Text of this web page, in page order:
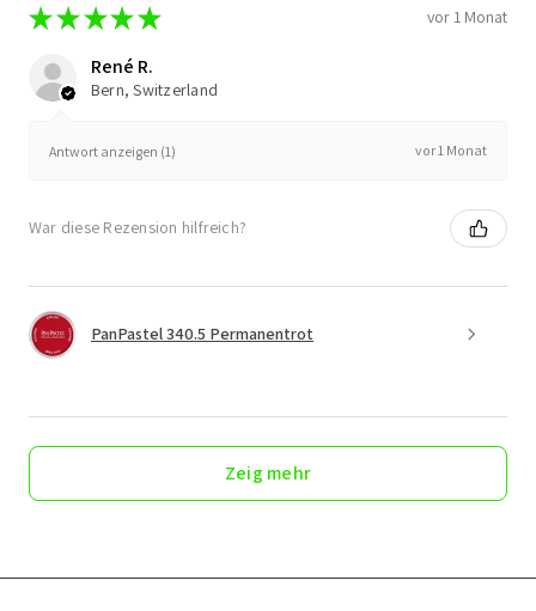
★★ ★★★ vor 1 Monat
René R.
Bern, Switzerland
Antwort anzeigen (1) vor 1 Monat
War diese Rezension hilfreich?
PanPastel 340.5 Permanentrot
Zeig mehr